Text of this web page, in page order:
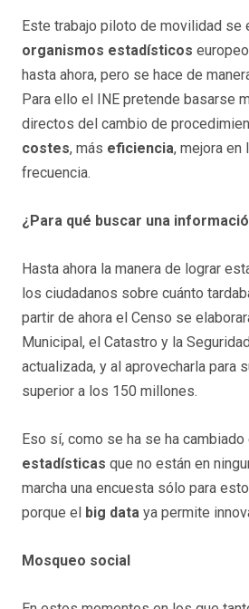
Este trabajo piloto de movilidad se
organismos estadísticos
hasta ahora, pero se hace de
Para ello el INE pretende basarse
directos del cambio de
costes, más eficiencia, mejora
frecuencia.
¿Para qué buscar una
Hasta ahora la manera de lograr
los ciudadanos sobre cuánto
partir de ahora el Censo se
Municipal, el Catastro y la
actualizada, y al aprovecharla
superior a los 150 millones.
Eso sí, como se ha se ha
estadísticas que no están en
marcha una encuesta sólo para
porque el big data ya permite
Mosqueo social